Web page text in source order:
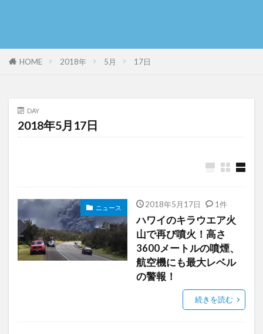
HOME 2018年 5月 17日
DAY
2018年5月17日
ニュース 2018年5月17日 1件
ハワイのキラウエア火
山で再び噴火！高さ
3600メートルの噴煙、
航空機にも最大レベル
の警報！
続きを読む